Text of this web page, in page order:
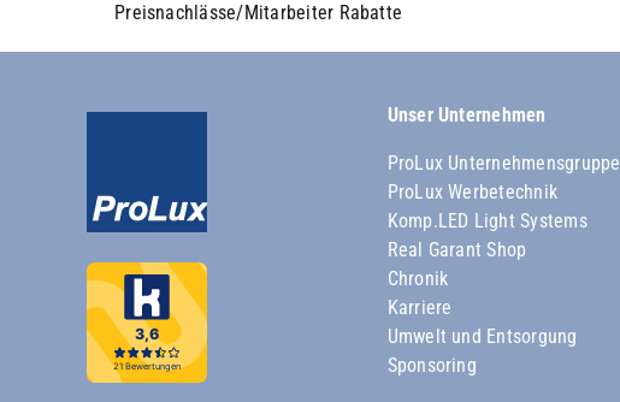
Preisnachlässe/Mitarbeiter Rabatte
Unser Unternehmen
ProLux Unternehmensgruppe
ProLux Werbetechnik
Komp.LED Light Systems
Real Garant Shop
Chronik
Karriere
Umwelt und Entsorgung
Sponsoring